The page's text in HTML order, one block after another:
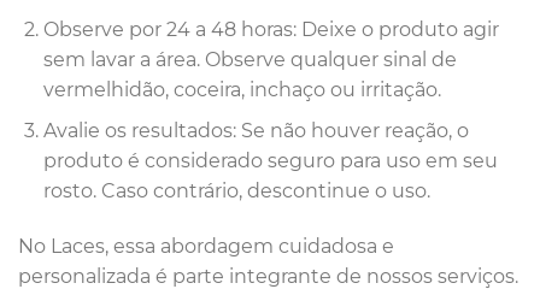
Observe por 24 a 48 horas: Deixe o produto agir
sem lavar a área. Observe qualquer sinal de
vermelhidão, coceira, inchaço ou irritação.
Avalie os resultados: Se não houver reação, o
produto é considerado seguro para uso em seu
rosto. Caso contrário, descontinue o uso.
No Laces, essa abordagem cuidadosa e
personalizada é parte integrante de nossos serviços.